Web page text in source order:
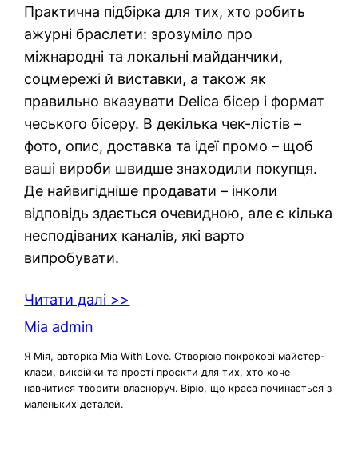
Практична підбірка для тих, хто робить
ажурні браслети: зрозуміло про
міжнародні та локальні майданчики,
соцмережі й виставки, а також як
правильно вказувати Delica бісер і формат
чеського бісеру. В декілька чек-лістів –
фото, опис, доставка та ідеї промо – щоб
ваші вироби швидше знаходили покупця.
Де найвигідніше продавати – інколи
відповідь здається очевидною, але є кілька
несподіваних каналів, які варто
випробувати.
Читати далі >>
Mia admin
Я Мія, авторка Mia With Love. Створюю покрокові майстер-
класи, викрійки та прості проєкти для тих, хто хоче
навчитися творити власноруч. Вірю, що краса починається з
маленьких деталей.